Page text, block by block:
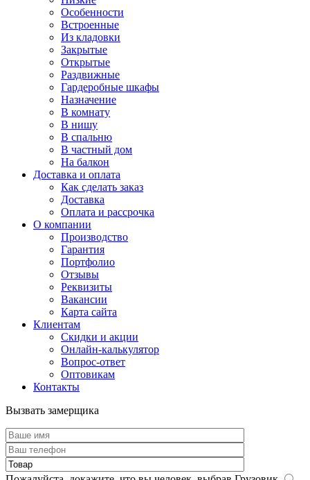
Особенности
Встроенные
Из кладовки
Закрытые
Открытые
Раздвижные
Гардеробные шкафы
Назначение
В комнату
В нишу
В спальню
В частный дом
На балкон
Доставка и оплата
Как сделать заказ
Доставка
Оплата и рассрочка
О компании
Производство
Гарантия
Портфолио
Отзывы
Реквизиты
Вакансии
Карта сайта
Клиентам
Скидки и акции
Онлайн-калькулятор
Вопрос-ответ
Оптовикам
Контакты
Вызвать замерщика